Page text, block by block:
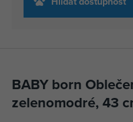
BABY born
zelenomodré, 43